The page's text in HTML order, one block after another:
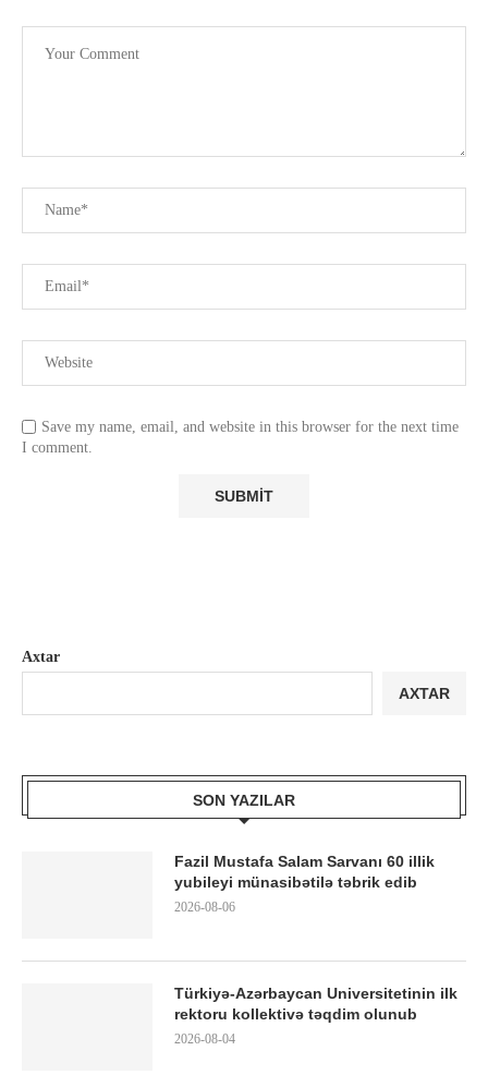
Save my name, email, and website in this browser for the next time
I comment.
Axtar
AXTAR
SON YAZILAR
Fazil Mustafa Salam Sarvanı 60 illik
yubileyi münasibətilə təbrik edib
2026-08-06
Türkiyə-Azərbaycan Universitetinin ilk
rektoru kollektivə təqdim olunub
2026-08-04